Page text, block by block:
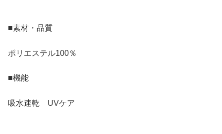
■素材・品質
ポリエステル100％
■機能
吸水速乾 UVケア